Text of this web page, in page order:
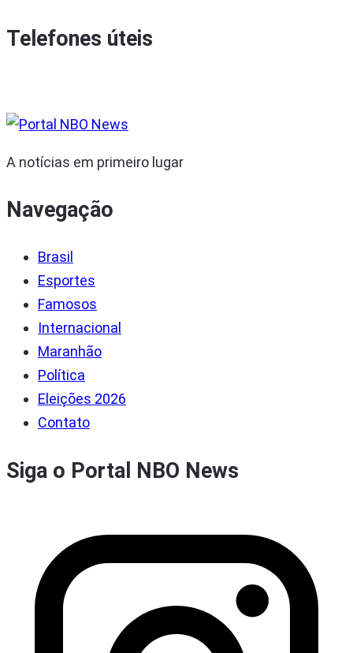
Telefones úteis
A notícias em primeiro lugar
Navegação
Brasil
Esportes
Famosos
Internacional
Maranhão
Política
Eleições 2026
Contato
Siga o Portal NBO News